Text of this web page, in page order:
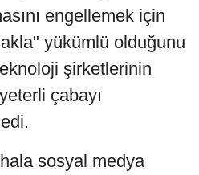
engellemek için
yükümlü olduğunu
şirketlerinin
çabayı
sosyal medya